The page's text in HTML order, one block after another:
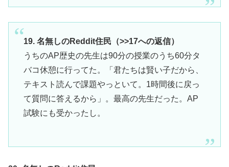
19. 名無しのReddit住民（>>17への返信）
うちのAP歴史の先生は90分の授業のうち60分タ
バコ休憩に行ってた。「君たちは賢い子だから、
テキスト読んで課題やっといて。1時間後に戻っ
て質問に答えるから」。最高の先生だった。AP
試験にも受かったし。